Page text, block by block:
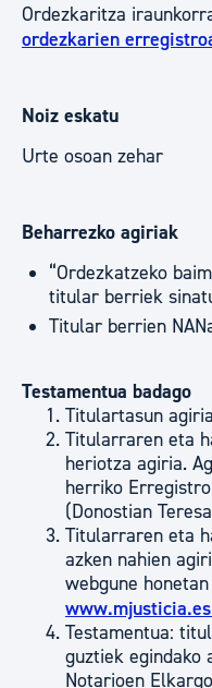
Ordezkaritza
ordezkarien
Noiz eskatu
Urte osoan zehar
Beharrezko agiriak
“Ordezkatzeko
titular berriek
Titular berrien
Testamentua badago
Titulartasun
Titularraren eta
heriotza agiria.
herriko
(Donostian
Titularraren eta
azken nahien
webgune
Testamentua:
guztiek egindako
Notarioen